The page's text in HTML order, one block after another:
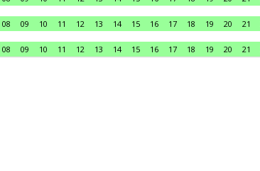
08 09 10 11 12 13 14 15 16 17 18 19 20 21
08 09 10 11 12 13 14 15 16 17 18 19 20 21